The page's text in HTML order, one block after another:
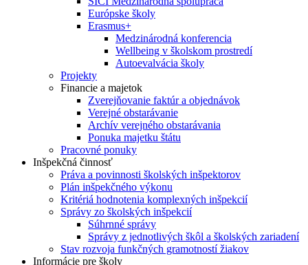
Európske školy
Erasmus+
Medzinárodná konferencia
Wellbeing v školskom prostredí
Autoevalvácia školy
Projekty
Financie a majetok
Zverejňovanie faktúr a objednávok
Verejné obstarávanie
Archív verejného obstarávania
Ponuka majetku štátu
Pracovné ponuky
Inšpekčná činnosť
Práva a povinnosti školských inšpektorov
Plán inšpekčného výkonu
Kritériá hodnotenia komplexných inšpekcií
Správy zo školských inšpekcií
Súhrnné správy
Správy z jednotlivých škôl a školských zariadení
Stav rozvoja funkčných gramotností žiakov
Informácie pre školy